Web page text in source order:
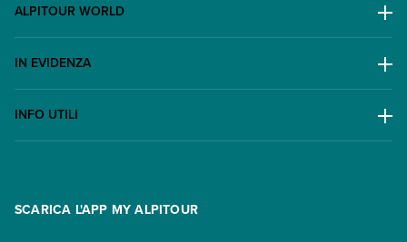
ALPITOUR WORLD
AWARD
Lavora con noi
Contatti
Assicurazioni
IN EVIDENZA
Escursioni
INFO UTILI
FAQ
Condizioni generali di contratto
SCARICA L'APP MY ALPITOUR